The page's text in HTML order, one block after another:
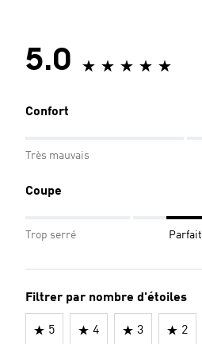
5.0
Confort
Très mauvais
Coupe
Trop serré Parfait
Filtrer par nombre d'étoiles
5 4 3 2